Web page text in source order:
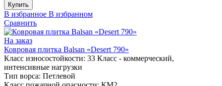
Купить
В избранное В избранном
Сравнить
На заказ
Ковровая плитка Balsan «Desert 790»
Класс износостойкости: 33 Класс - коммерческий,
интенсивные нагрузки
Тип ворса: Петлевой